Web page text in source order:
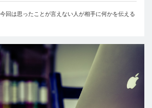
回は思ったことが言えない人が相手に何かを伝える